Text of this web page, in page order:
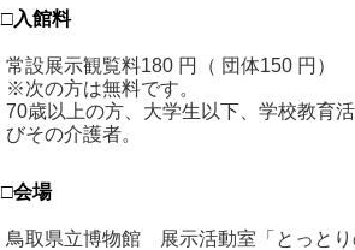
□入館料
常設展示観覧料180 円（ 団体150 円）
※次の方は無料です。
70歳以上の方、大学生以下、学校教育
びその介護者。
□会場
鳥取県立博物館 展示活動室「とっと